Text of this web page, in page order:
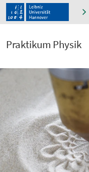
Praktikum Physik